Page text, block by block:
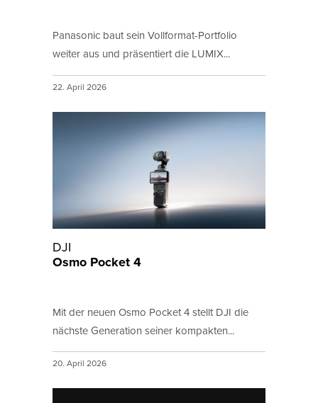
Panasonic baut sein Vollformat-Portfolio
weiter aus und präsentiert die LUMIX...
22. April 2026
DJI
Osmo Pocket 4
Mit der neuen Osmo Pocket 4 stellt DJI die
nächste Generation seiner kompakten...
20. April 2026